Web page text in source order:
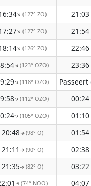
↑(127° ZO) 21:03
↑(127° ZO) 21:54
↑(126° ZO) 22:46
↑(123° OZO) 23:36
↑(118° OZO)
↑(112° OZO) 00:24
↑(105° OZO) 01:10
20:48↑(98° O) 01:54
21:11 ↑ (90° O) 02:38
21:35↑(82° O) 03:22
↑(74° NOO) 04:07